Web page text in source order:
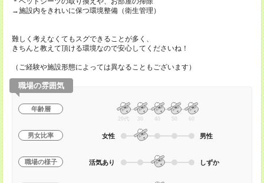
→施設内をきれいに保つ環境整備（衛生管理）
難しく考えなくてもスグできることが多く、
きちんと教えて頂ける環境なので安心してくださいね！
（ご経験や施設形態によっては異なることもございます）
職場の雰囲気
年齢層
20代 30 40 50 60
男女比率 女性 男性
職場の様子 活気あり しずか